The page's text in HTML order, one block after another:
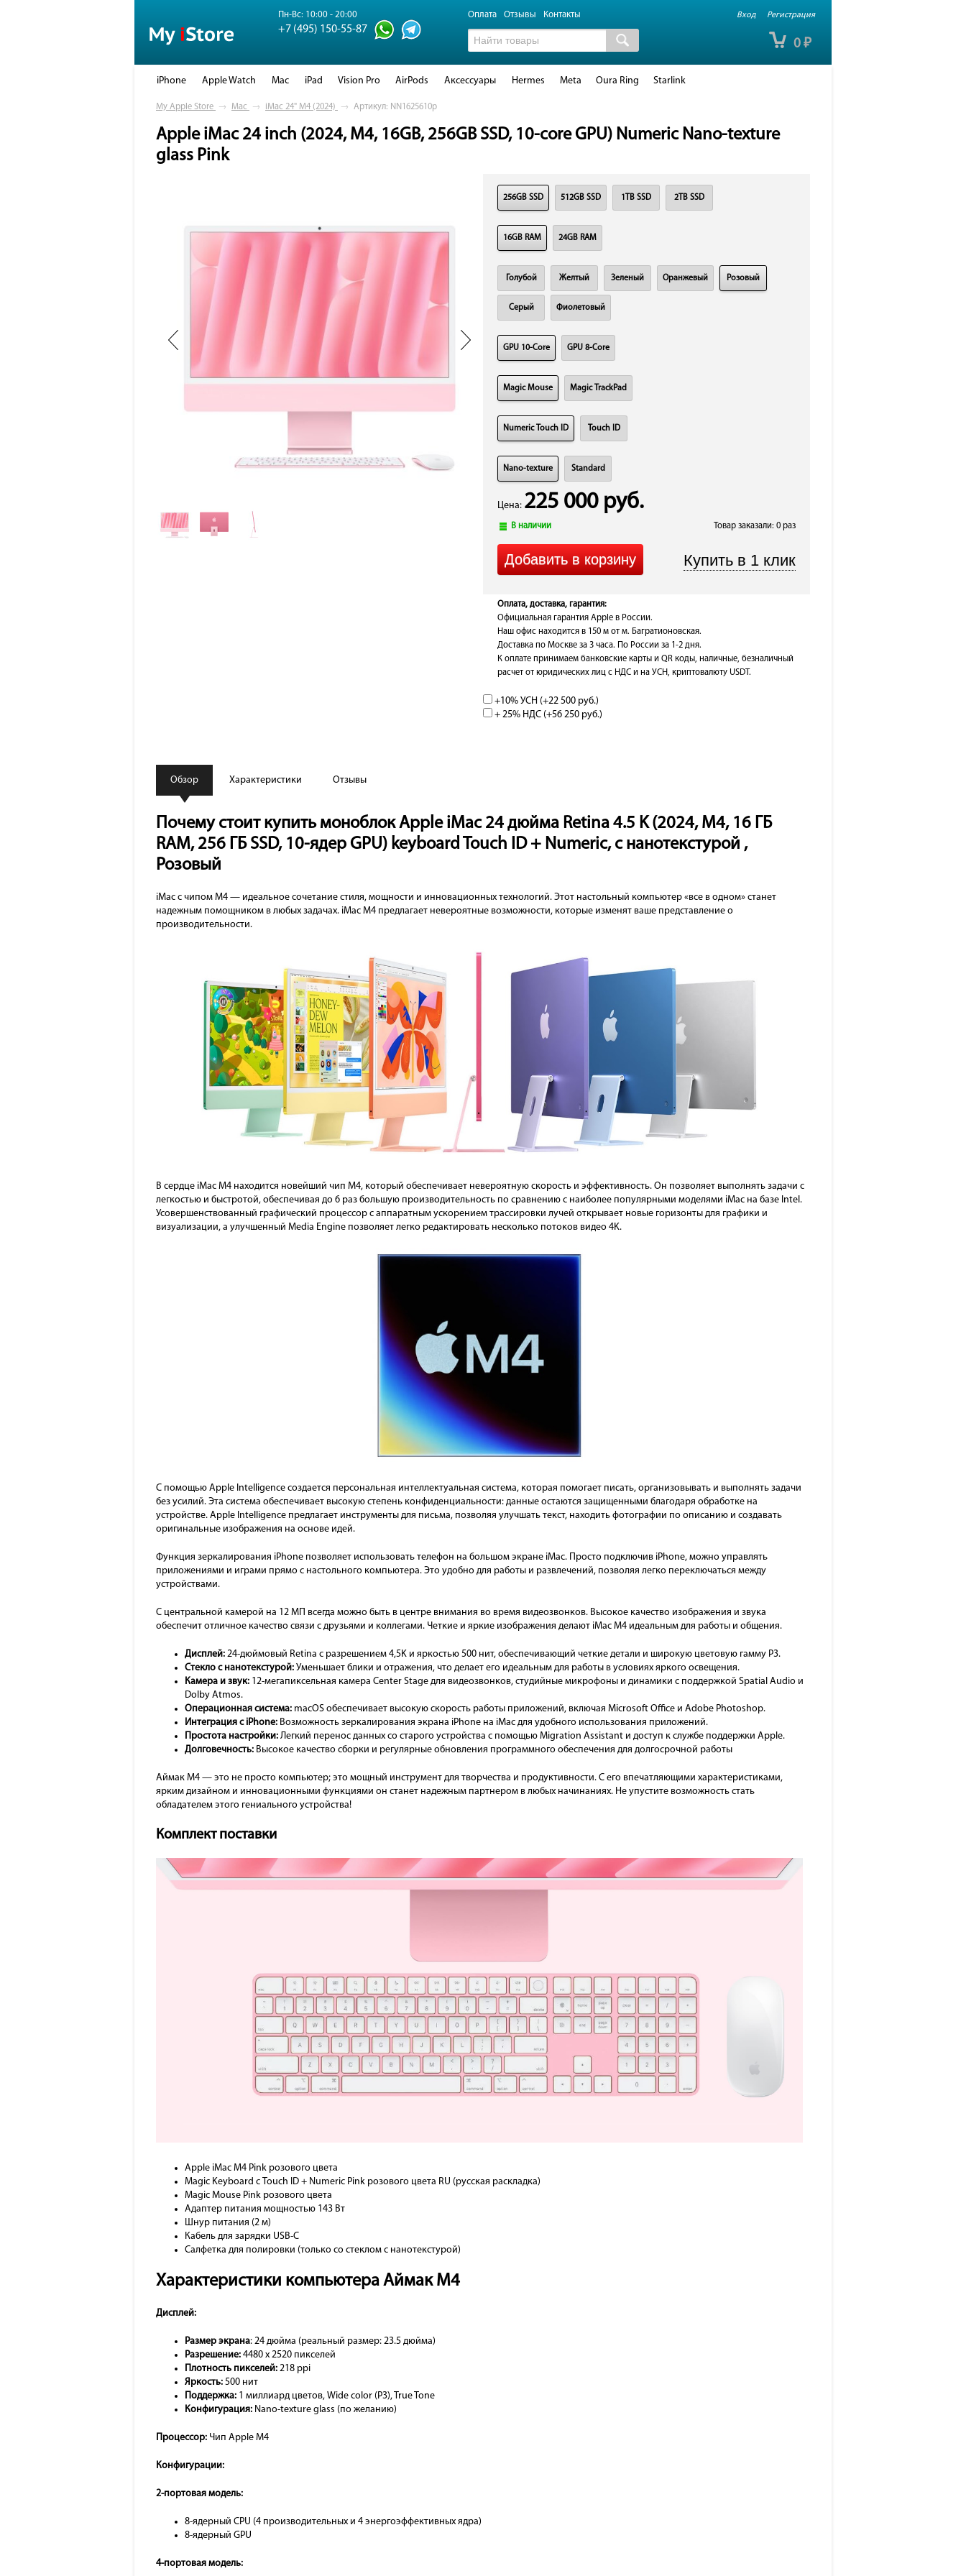
Вход Регистрация
Пн-Вс: 10:00 - 20:00
+7 (495) 150-55-87
Оплата Отзывы Контакты
0 ₽
iPhone Apple Watch Mac iPad Vision Pro AirPods Аксессуары Hermes Meta Oura Ring Starlink
My Apple Store → Mac → iMac 24" M4 (2024) → Артикул: NN1625610p
Apple iMac 24 inch (2024, M4, 16GB, 256GB SSD, 10-core GPU) Numeric Nano-texture
glass Pink
256GB SSD 512GB SSD 1TB SSD 2TB SSD
16GB RAM 24GB RAM
Голубой Желтый Зеленый Оранжевый Розовый
Серый Фиолетовый
GPU 10-Core GPU 8-Core
Magic Mouse Magic TrackPad
Numeric Touch ID Touch ID
Nano-texture Standard
Цена: 225 000 руб.
В наличии Товар заказали: 0 раз
Оплата, доставка, гарантия:
Официальная гарантия Apple в России.
Наш офис находится в 150 м от м. Багратионовская.
Доставка по Москве за 3 часа. По России за 1-2 дня.
К оплате принимаем банковские карты и QR коды, наличные, безналичный
расчет от юридических лиц с НДС и на УСН, криптовалюту USDT.
+10% УСН (+22 500 руб.)
+ 25% НДС (+56 250 руб.)
Обзор Характеристики Отзывы
Почему стоит купить моноблок Apple iMac 24 дюйма Retina 4.5 K (2024, M4, 16 ГБ
RAM, 256 ГБ SSD, 10-ядер GPU) keyboard Touch ID + Numeric, с нанотекстурой ,
Розовый
iMac с чипом M4 — идеальное сочетание стиля, мощности и инновационных технологий. Этот настольный компьютер «все в одном» станет
надежным помощником в любых задачах. iMac M4 предлагает невероятные возможности, которые изменят ваше представление о
производительности.
В сердце iMac M4 находится новейший чип M4, который обеспечивает невероятную скорость и эффективность. Он позволяет выполнять задачи с
легкостью и быстротой, обеспечивая до 6 раз большую производительность по сравнению с наиболее популярными моделями iMac на базе Intel.
Усовершенствованный графический процессор с аппаратным ускорением трассировки лучей открывает новые горизонты для графики и
визуализации, а улучшенный Media Engine позволяет легко редактировать несколько потоков видео 4K.
С помощью Apple Intelligence создается персональная интеллектуальная система, которая помогает писать, организовывать и выполнять задачи
без усилий. Эта система обеспечивает высокую степень конфиденциальности: данные остаются защищенными благодаря обработке на
устройстве. Apple Intelligence предлагает инструменты для письма, позволяя улучшать текст, находить фотографии по описанию и создавать
оригинальные изображения на основе идей.
Функция зеркалирования iPhone позволяет использовать телефон на большом экране iMac. Просто подключив iPhone, можно управлять
приложениями и играми прямо с настольного компьютера. Это удобно для работы и развлечений, позволяя легко переключаться между
устройствами.
С центральной камерой на 12 МП всегда можно быть в центре внимания во время видеозвонков. Высокое качество изображения и звука
обеспечит отличное качество связи с друзьями и коллегами. Четкие и яркие изображения делают iMac M4 идеальным для работы и общения.
Дисплей: 24-дюймовый Retina с разрешением 4,5K и яркостью 500 нит, обеспечивающий четкие детали и широкую цветовую гамму P3.
Стекло с нанотекстурой: Уменьшает блики и отражения, что делает его идеальным для работы в условиях яркого освещения.
Камера и звук: 12-мегапиксельная камера Center Stage для видеозвонков, студийные микрофоны и динамики с поддержкой Spatial Audio и
Dolby Atmos.
Операционная система: macOS обеспечивает высокую скорость работы приложений, включая Microsoft Office и Adobe Photoshop.
Интеграция с iPhone: Возможность зеркалирования экрана iPhone на iMac для удобного использования приложений.
Простота настройки: Легкий перенос данных со старого устройства с помощью Migration Assistant и доступ к службе поддержки Apple.
Долговечность: Высокое качество сборки и регулярные обновления программного обеспечения для долгосрочной работы
Аймак М4 — это не просто компьютер; это мощный инструмент для творчества и продуктивности. С его впечатляющими характеристиками,
ярким дизайном и инновационными функциями он станет надежным партнером в любых начинаниях. Не упустите возможность стать
обладателем этого гениального устройства!
Комплект поставки
Apple iMac M4 Pink розового цвета
Magic Keyboard с Touch ID + Numeric Pink розового цвета RU (русская раскладка)
Magic Mouse Pink розового цвета
Адаптер питания мощностью 143 Вт
Шнур питания (2 м)
Кабель для зарядки USB-C
Салфетка для полировки (только со стеклом с нанотекстурой)
Характеристики компьютера Аймак М4
Дисплей:
Размер экрана: 24 дюйма (реальный размер: 23.5 дюйма)
Разрешение: 4480 x 2520 пикселей
Плотность пикселей: 218 ppi
Яркость: 500 нит
Поддержка: 1 миллиард цветов, Wide color (P3), True Tone
Конфигурация: Nano-texture glass (по желанию)
Процессор: Чип Apple M4
Конфигурации:
2-портовая модель:
8-ядерный CPU (4 производительных и 4 энергоэффективных ядра)
8-ядерный GPU
4-портовая модель: